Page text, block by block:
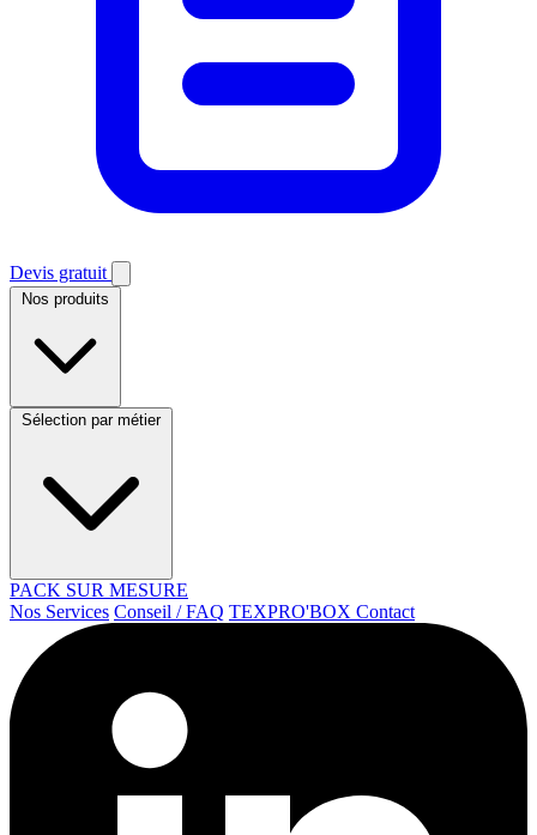
Devis gratuit
Nos produits
Sélection par métier
PACK SUR MESURE
Nos Services Conseil / FAQ TEXPRO'BOX Contact